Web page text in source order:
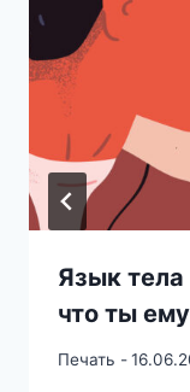
Язык
что ты
Печать -